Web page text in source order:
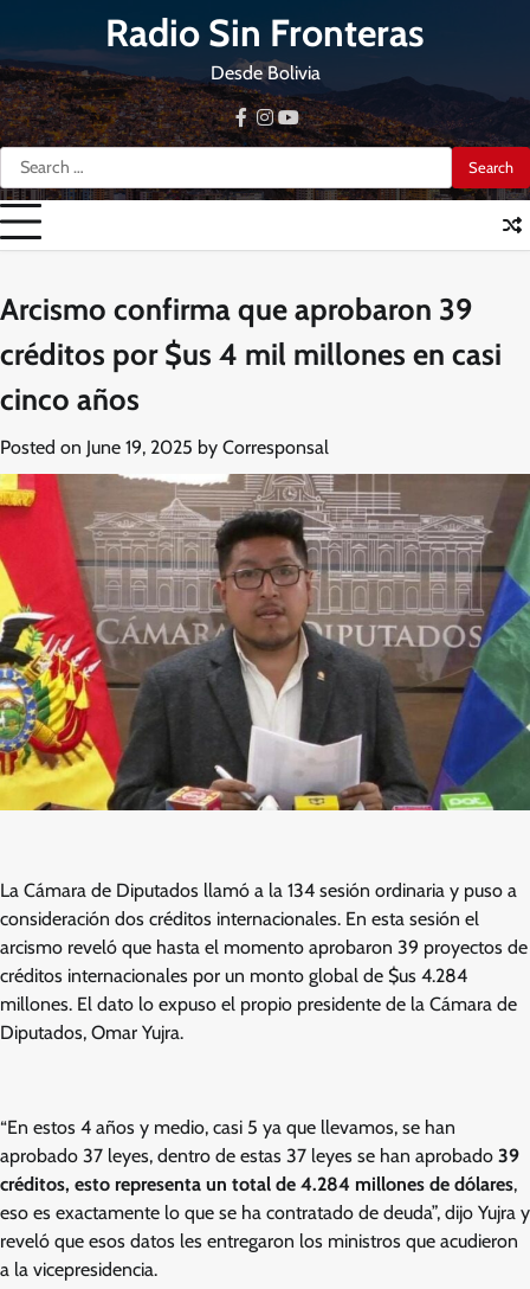
content
Radio Sin Fronteras
Desde Bolivia
Search
for:
facebook
instagram
youtube
Arcismo confirma que aprobaron 39
créditos por $us 4 mil millones en casi
cinco años
Posted on June 19, 2025 by Corresponsal
La Cámara de Diputados llamó a la 134 sesión ordinaria y puso a
consideración dos créditos internacionales. En esta sesión el
arcismo reveló que hasta el momento aprobaron 39 proyectos de
créditos internacionales por un monto global de $us 4.284
millones. El dato lo expuso el propio presidente de la Cámara de
Diputados, Omar Yujra.
“En estos 4 años y medio, casi 5 ya que llevamos, se han
aprobado 37 leyes, dentro de estas 37 leyes se han aprobado 39
créditos, esto representa un total de 4.284 millones de dólares,
eso es exactamente lo que se ha contratado de deuda”, dijo Yujra y
reveló que esos datos les entregaron los ministros que acudieron
a la vicepresidencia.